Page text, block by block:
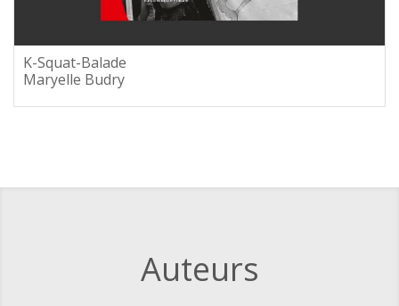
K-Squat-Balade
Maryelle Budry
Auteurs